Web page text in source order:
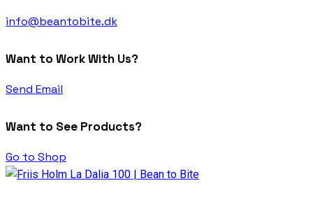
info@beantobite.dk
Want to Work With Us?
Send Email
Want to See Products?
Go to Shop